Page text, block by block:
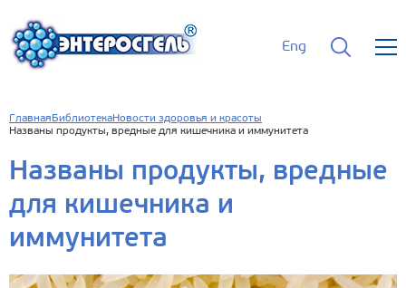
Eng
Главная БиблиотекаНовости здоровья и красоты
Названы продукты, вредные для кишечника и иммунитета
Названы продукты, вредные
для кишечника и
иммунитета